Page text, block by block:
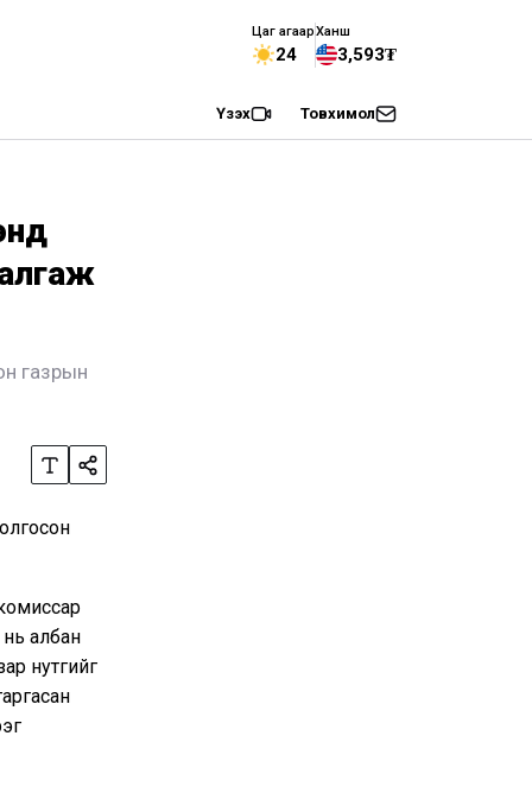
Цаг агаар
24
Ханш
3,593₮
Үзэх Товхимол
газрын
албан
нутгийг